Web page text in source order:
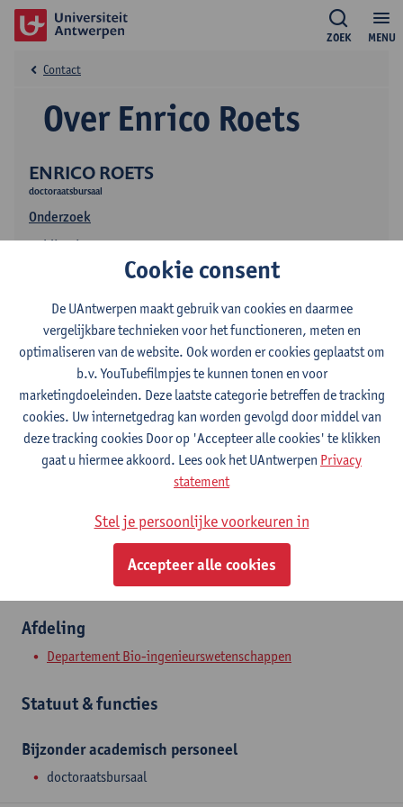
MENU
ZOEK
ENRICO ROETS
doctoraatsbursaal
Onderzoek
Publicaties
Over Enrico Roets
Contact
Contact
Campus Groenenborger
Groenenborgerlaan 171
2020 Antwerpen, BEL
Afdeling
Departement Bio-ingenieurswetenschappen
Statuut & functies
Bijzonder academisch personeel
doctoraatsbursaal
Cookie consent
De UAntwerpen maakt gebruik van cookies en daarmee
vergelijkbare technieken voor het functioneren, meten en
optimaliseren van de website. Ook worden er cookies geplaatst om
b.v. YouTubefilmpjes te kunnen tonen en voor
marketingdoeleinden. Deze laatste categorie betreffen de tracking
cookies. Uw internetgedrag kan worden gevolgd door middel van
deze tracking cookies Door op 'Accepteer alle cookies' te klikken
gaat u hiermee akkoord. Lees ook het UAntwerpen Privacy
statement
Stel je persoonlijke voorkeuren in
Accepteer alle cookies